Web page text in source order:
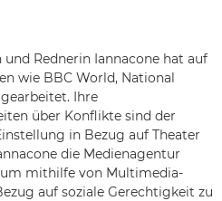
Rednerin Iannacone hat auf
wie BBC World, National
Ihre
über Konflikte sind der
in Bezug auf Theater
die Medienagentur
mithilfe von Multimedia-
auf soziale Gerechtigkeit zu